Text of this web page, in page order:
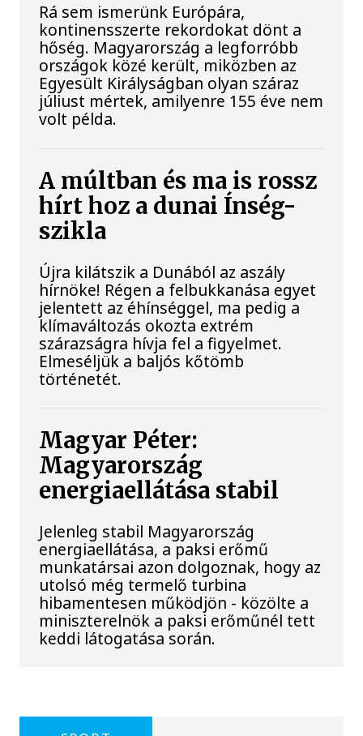
Rá sem ismerünk Európára,
kontinensszerte rekordokat dönt a
hőség. Magyarország a legforróbb
országok közé került, miközben az
Egyesült Királyságban olyan száraz
júliust mértek, amilyenre 155 éve nem
volt példa.
A múltban és ma is rossz
hírt hoz a dunai Ínség-
szikla
Újra kilátszik a Dunából az aszály
hírnöke! Régen a felbukkanása egyet
jelentett az éhínséggel, ma pedig a
klímaváltozás okozta extrém
szárazságra hívja fel a figyelmet.
Elmeséljük a baljós kőtömb
történetét.
Magyar Péter:
Magyarország
energiaellátása stabil
Jelenleg stabil Magyarország
energiaellátása, a paksi erőmű
munkatársai azon dolgoznak, hogy az
utolsó még termelő turbina
hibamentesen működjön - közölte a
miniszterelnök a paksi erőműnél tett
keddi látogatása során.